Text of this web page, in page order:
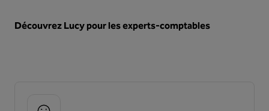
Découvrez Lucy pour les experts-comptables